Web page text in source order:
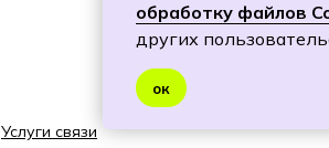
Услуги связи
обработку файлов
других
ок